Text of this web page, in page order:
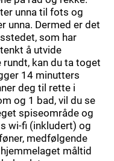
unna til fots og
unna. Dermed er det
som har
å utvide
kan du ta toget
14 minutters
deg til rette i
og 1 bad, vil du se
spiseområde og
wi-fi (inkludert) og
medfølgende
måltid